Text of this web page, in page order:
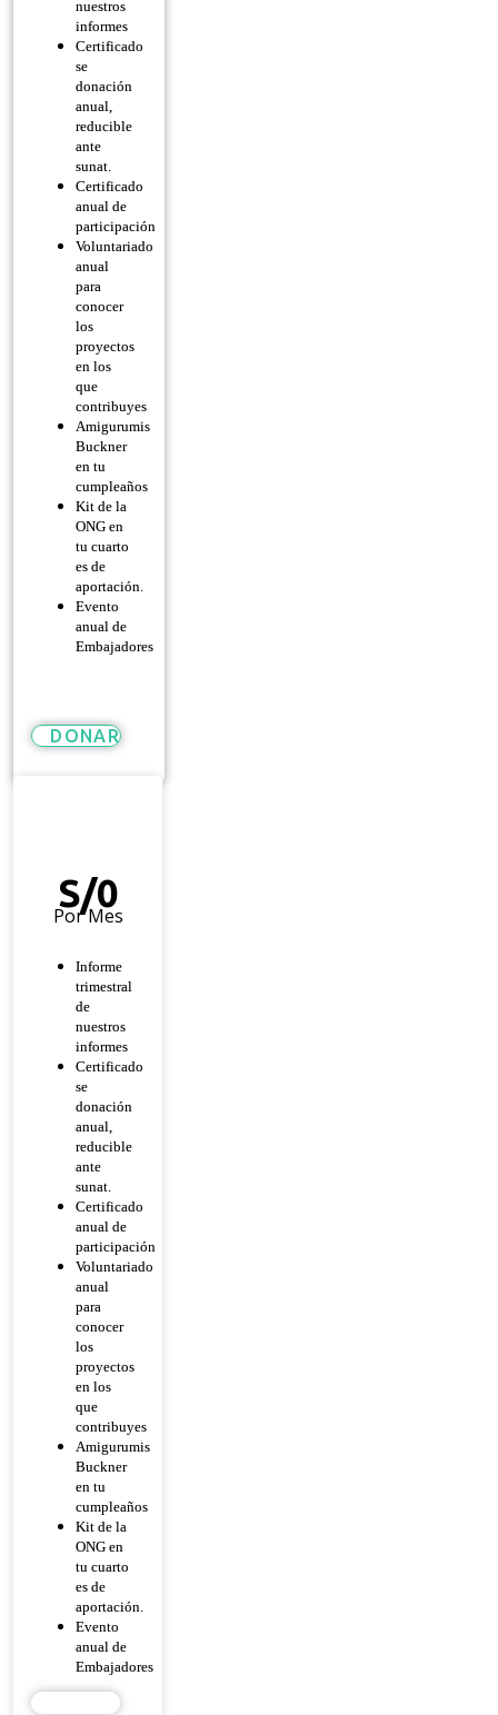
nuestros
informes
Certificado
se
donación
anual,
reducible
ante
sunat.
Certificado
anual de
participación
Voluntariado
anual
para
conocer
los
proyectos
en los
que
contribuyes
Amigurumis
Buckner
en tu
cumpleaños
Kit de la
ONG en
tu cuarto
es de
aportación.
Evento
anual de
Embajadores
DONAR
S/0
Por Mes
Informe
trimestral
de
nuestros
informes
Certificado
se
donación
anual,
reducible
ante
sunat.
Certificado
anual de
participación
Voluntariado
anual
para
conocer
los
proyectos
en los
que
contribuyes
Amigurumis
Buckner
en tu
cumpleaños
Kit de la
ONG en
tu cuarto
es de
aportación.
Evento
anual de
Embajadores
DONAR